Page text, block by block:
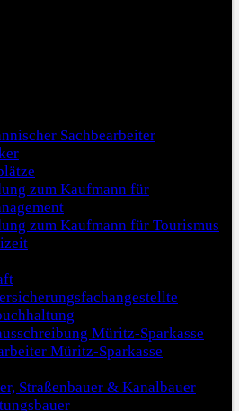
Sachbearbeiter
zum Kaufmann für
zum Kaufmann für Tourismus
Müritz-Sparkasse
Müritz-Sparkasse
Straßenbauer & Kanalbauer